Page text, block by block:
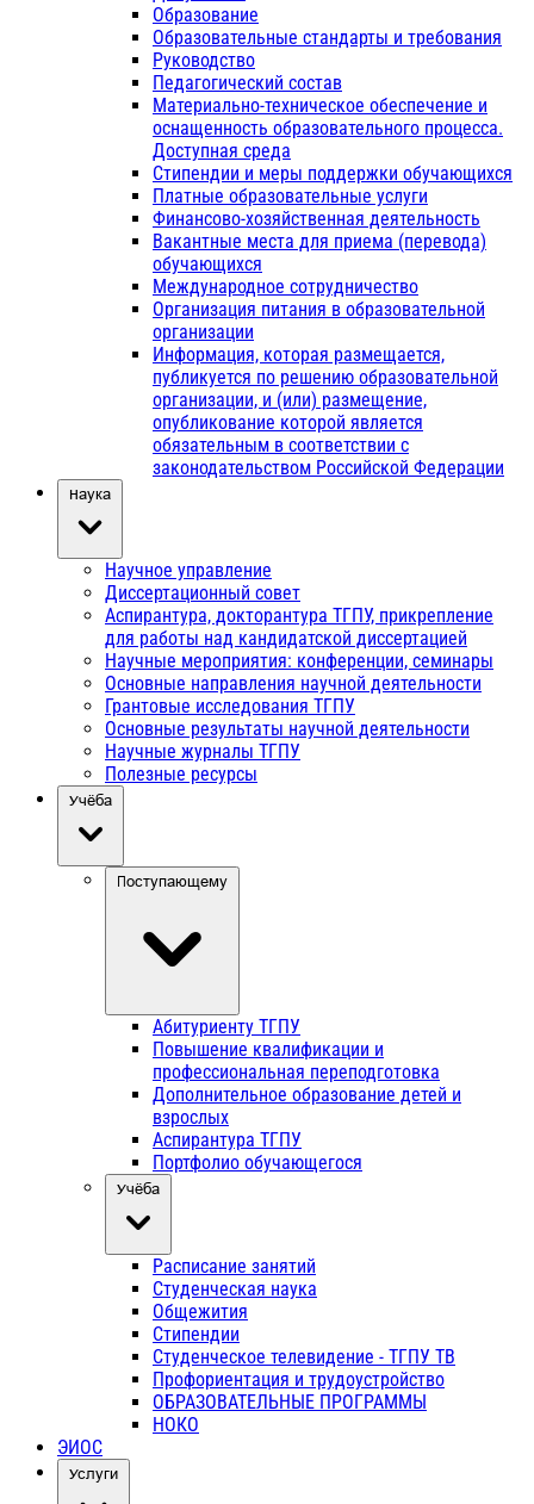
Образование
Образовательные стандарты и требования
Руководство
Педагогический состав
Материально-техническое обеспечение и
оснащенность образовательного процесса.
Доступная среда
Стипендии и меры поддержки обучающихся
Платные образовательные услуги
Финансово-хозяйственная деятельность
Вакантные места для приема (перевода)
обучающихся
Международное сотрудничество
Организация питания в образовательной
организации
Информация, которая размещается,
публикуется по решению образовательной
организации, и (или) размещение,
опубликование которой является
обязательным в соответствии с
законодательством Российской Федерации
Наука
Научное управление
Диссертационный совет
Аспирантура, докторантура ТГПУ, прикрепление
для работы над кандидатской диссертацией
Научные мероприятия: конференции, семинары
Основные направления научной деятельности
Грантовые исследования ТГПУ
Основные результаты научной деятельности
Научные журналы ТГПУ
Полезные ресурсы
Учёба
Поступающему
Абитуриенту ТГПУ
Повышение квалификации и
профессиональная переподготовка
Дополнительное образование детей и
взрослых
Аспирантура ТГПУ
Портфолио обучающегося
Учёба
Расписание занятий
Студенческая наука
Общежития
Стипендии
Студенческое телевидение - ТГПУ ТВ
Профориентация и трудоустройство
ОБРАЗОВАТЕЛЬНЫЕ ПРОГРАММЫ
НОКО
ЭИОС
Услуги